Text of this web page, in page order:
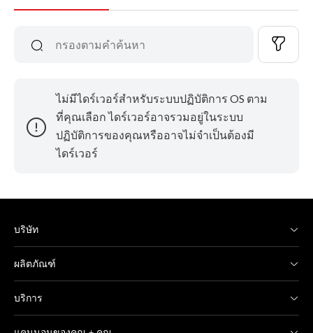
ไม่มีไดร์เวอร์สำหรับระบบปฏิบัติการ OS ตาม
ที่คุณเลือก ไดร์เวอร์อาจรวมอยู่ในระบบ
ปฏิบัติการของคุณหรืออาจไม่จำเป็นต้องมี
ไดร์เวอร์
บริษัท
ผลิตภัณฑ์
บริการ